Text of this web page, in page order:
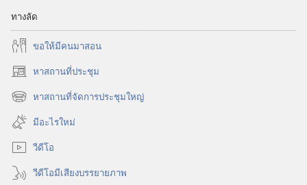
ทางลัด
ขอ​ให้​มี​คน​มา​สอน
หาสถานที่ประชุม
(เปิด
หน้าต่างหาสถานที่จัดการประชุมใหญ่
(เปิด
หน้าต่าง
ใหม่)
มีอะไรใหม่
วีดีโอ
วีดีโอมีเสียงบรรยายภาพ